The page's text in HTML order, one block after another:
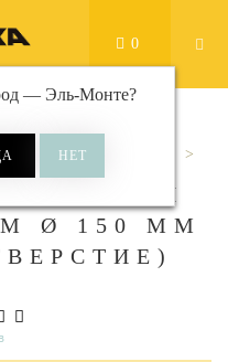
— Эль-Монте?
0
мм 121 отверстие
КРУГИ
Ø 150 ММ